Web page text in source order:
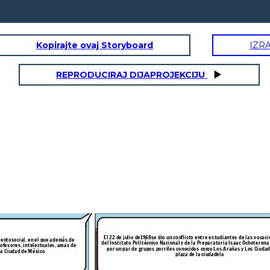
el 2 de octubre los estudiantes se dieron cita en Tlatelolco,
Kopirajte ovaj Storyboard
REPRODUCIRAJ DIJAPROJEKCIJU
social, en el que además de
intelectuales, amas de
Ciudad de México
El 22 de julio de1968se dio un conflicto entre estudiantes de las
del Instituto Politécnico Nacional y de la Preparatoria Isaac Ochoterena , instigados
por un par de grupos porriles conocidos como Los Arañas y Los Ciudadelos en la
plaza de la ciudadela